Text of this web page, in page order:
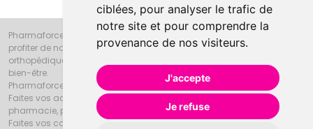
ciblées, pour analyser le trafic de
notre site et pour comprendre la
provenance de nos visiteurs.
J'accepte
Je refuse
Pharmaforce.fr et la Grande Pharmacie d’Amiens vous souhaitent de
profiter de notre accueil, de nos conseils pharmaceutiques,
orthopédiques, homéopathiques, parapharmaceutiques, beauté et
bien-être.
Pharmaforce.fr est le site internet de la Grande Pharmacie d’Amiens.
Faites vos achats en ligne grâce à un choix de 20000 références en
pharmacie, parapharmacie, diététique et animaux (vétérinaire).
Faites vos courses de pharmacie et parapharmacie en ligne et venez